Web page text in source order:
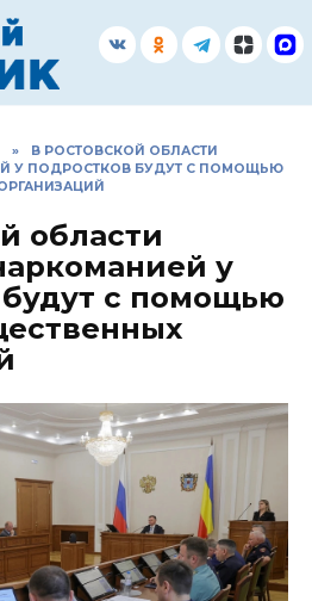
»
В РОСТОВСКОЙ ОБЛАСТИ
У ПОДРОСТКОВ БУДУТ С ПОМОЩЬЮ
области
у
с помощью